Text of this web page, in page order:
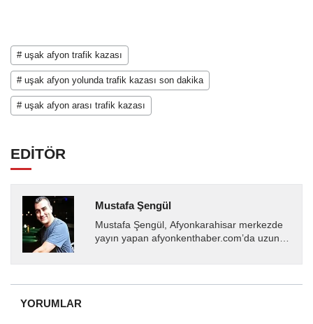
# uşak afyon trafik kazası
# uşak afyon yolunda trafik kazası son dakika
# uşak afyon arası trafik kazası
EDİTÖR
Mustafa Şengül
Mustafa Şengül, Afyonkarahisar merkezde
yayın yapan afyonkenthaber.com’da uzun
almakta, haber akışı...
YORUMLAR